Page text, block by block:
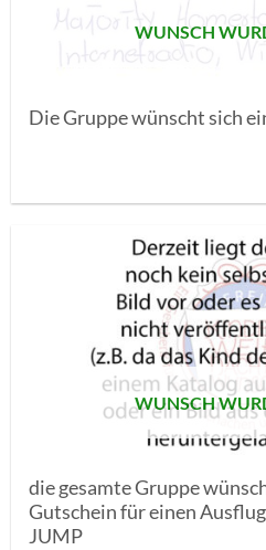
WUNSCH
Die Gruppe wünscht sich
WUNSCH
die gesamte Gruppe
Gutschein für einen
JUMP